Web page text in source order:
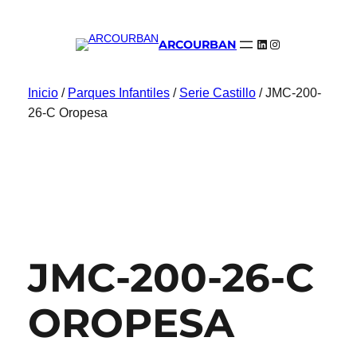
ARCOURBAN LinkedIn
Instagram
Inicio/ Parques Infantiles/ Serie Castillo/ JMC-200-
26-C Oropesa
JMC-200-26-C
OROPESA